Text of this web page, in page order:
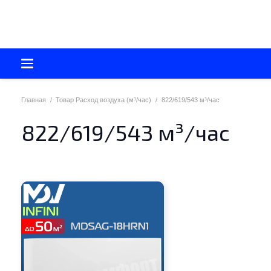
Главная / Товар Расход воздуха (м³/час) / 822/619/543 м³/час
822/619/543 м³/час